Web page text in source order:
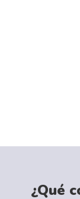
¿Qué